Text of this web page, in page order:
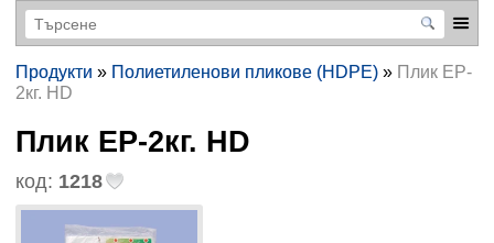
Продукти » Полиетиленови пликове (HDPE)» Плик EP-
2кг. HD
Плик EP-2кг. HD
код: 1218